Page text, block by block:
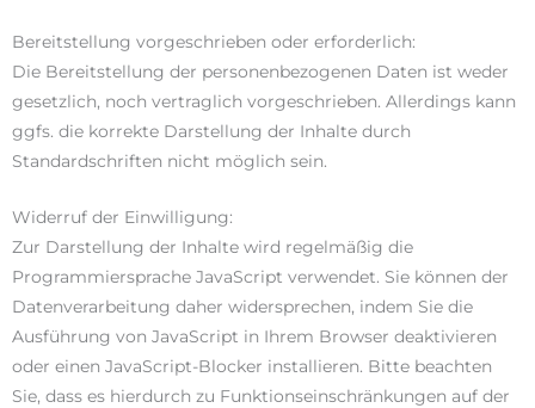
Bereitstellung vorgeschrieben oder erforderlich:
Die Bereitstellung der personenbezogenen Daten ist weder
gesetzlich, noch vertraglich vorgeschrieben. Allerdings kann
ggfs. die korrekte Darstellung der Inhalte durch
Standardschriften nicht möglich sein.
Widerruf der Einwilligung:
Zur Darstellung der Inhalte wird regelmäßig die
Programmiersprache JavaScript verwendet. Sie können der
Datenverarbeitung daher widersprechen, indem Sie die
Ausführung von JavaScript in Ihrem Browser deaktivieren
oder einen JavaScript-Blocker installieren. Bitte beachten
Sie, dass es hierdurch zu Funktionseinschränkungen auf der